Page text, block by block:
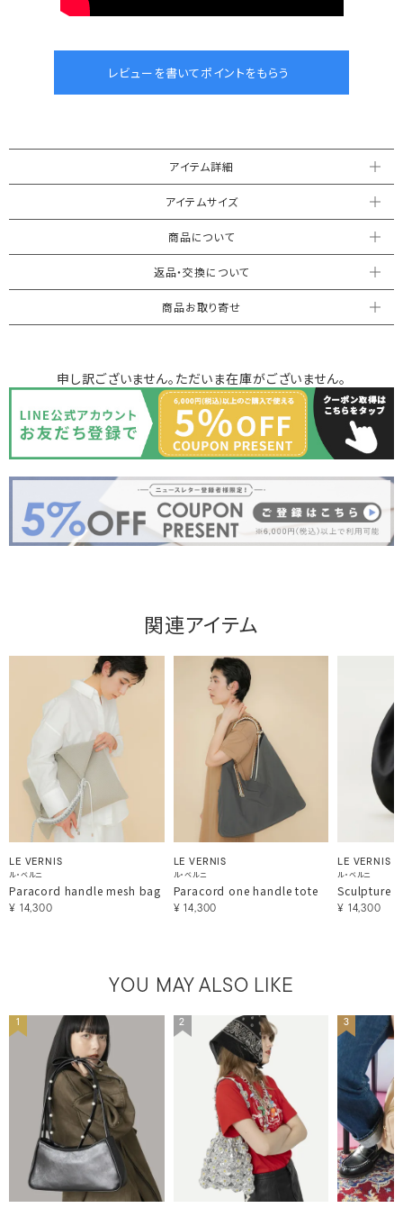
アイテム詳細
アイテムサイズ
商品について
返品・交換について
商品お取り寄せ
申し訳ございません。ただいま在庫がございません。
関連アイテム
LE VERNIS
ル・ベルニ
Paracord handle mesh bag
¥ 14,300
LE VERNIS
ル・ベルニ
Paracord one handle tote
¥ 14,300
LE VERNIS
ル・ベルニ
Sculpture
¥ 14,300
YOU MAY ALSO LIKE
1 2 3